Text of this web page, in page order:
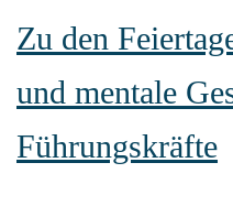
Zu den
und mentale
Führungskräfte